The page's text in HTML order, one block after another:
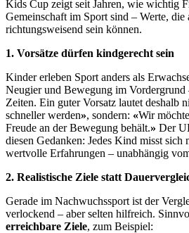
Kids Cup zeigt seit Jahren, wie wichtig
Gemeinschaft im Sport sind – Werte, die
richtungsweisend sein können.
1. Vorsätze dürfen kindgerecht sein
Kinder erleben Sport anders als
Neugier und Bewegung im Vordergrund
Zeiten. Ein guter Vorsatz lautet deshalb
schneller werden», sondern: «Wir
Freude an der Bewegung behält.» Der
diesen Gedanken: Jedes Kind misst sich
wertvolle Erfahrungen – unabhängig
2. Realistische Ziele statt
Gerade im Nachwuchssport ist der
verlockend – aber selten hilfreich.
erreichbare Ziele, zum Beispiel: